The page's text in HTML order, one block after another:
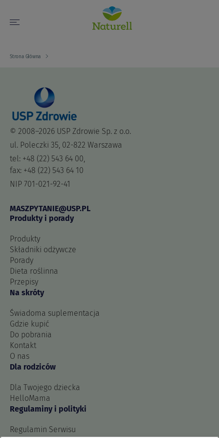
Strona Główna
© 2008–2026 USP Zdrowie Sp. z o.o.
ul. Poleczki 35, 02-822 Warszawa
tel: +48 (22) 543 64 00,
fax: +48 (22) 543 64 10
NIP 701-021-92-41
MASZPYTANIE@USP.PL
Produkty i porady
Produkty
Składniki odżywcze
Porady
Dieta roślinna
Przepisy
Na skróty
Świadoma suplementacja
Gdzie kupić
Do pobrania
Kontakt
O nas
Dla rodziców
Dla Twojego dziecka
HelloMama
Regulaminy i polityki
Regulamin Serwisu